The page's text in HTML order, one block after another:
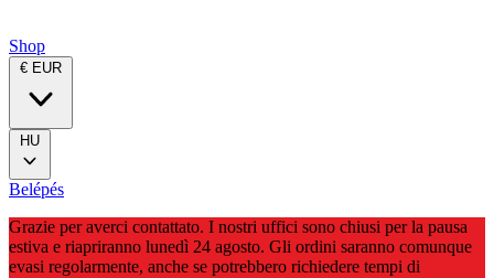
Shop
€ EUR
HU
Belépés
Grazie per averci contattato. I nostri uffici sono chiusi per la pausa
estiva e riapriranno lunedì 24 agosto. Gli ordini saranno comunque
evasi regolarmente, anche se potrebbero richiedere tempi di